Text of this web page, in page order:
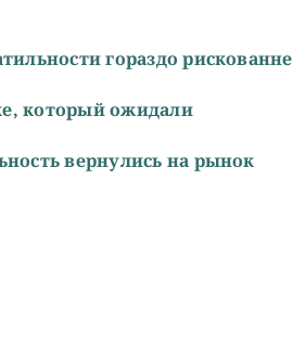
гораздо
который ожидали
вернулись на рынок